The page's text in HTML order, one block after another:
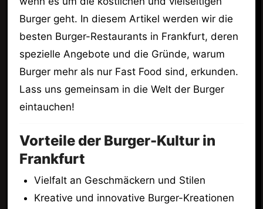
Burger geht. In diesem Artikel werden wir die
besten Burger-Restaurants in Frankfurt, deren
spezielle Angebote und die Gründe, warum
Burger mehr als nur Fast Food sind, erkunden.
Lass uns gemeinsam in die Welt der Burger
eintauchen!
Vorteile der Burger-Kultur in
Frankfurt
Vielfalt an Geschmäckern und Stilen
Kreative und innovative Burger-Kreationen